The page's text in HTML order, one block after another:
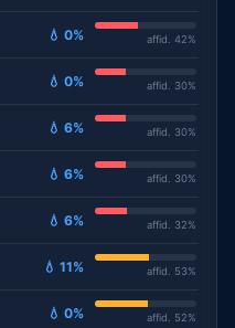
💧 0% affid. 42%
💧 0% affid. 30%
💧 6% affid. 30%
💧 6% affid. 30%
💧 6% affid. 32%
💧 11% affid. 53%
💧 0% affid. 52%